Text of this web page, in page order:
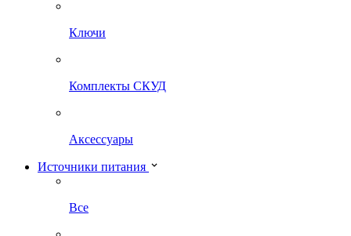
Ключи
Комплекты СКУД
Аксессуары
Источники питания
Все